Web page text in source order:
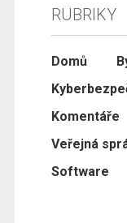
RUBRIKY
Domů
Komentáře
Veřejná
Software